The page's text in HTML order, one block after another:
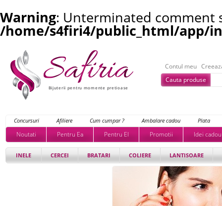
Warning: Unterminated comment
/home/s4firi4/public_html/app/
Bijuterii pentru momente pretioase
Contul meu
Cauta produse
Concursuri Afiliere Cum cumpar ? Ambalare cadou Plata
Noutati Pentru Ea Pentru El Promotii Idei
INELE CERCEI BRATARI COLIERE LANTISOARE